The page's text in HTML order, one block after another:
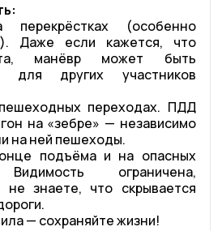
перекрёстках (особенно
Даже если кажется, что
манёвр может быть
для других участников
переходах. ПДД
на «зебре» — независимо
на ней пешеходы.
подъёма и на опасных
ограничена,
знаете, что скрывается
— сохраняйте жизни!